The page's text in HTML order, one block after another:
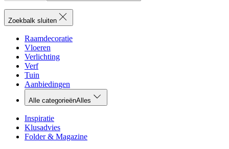
Zoekbalk sluiten
Raamdecoratie
Vloeren
Verlichting
Verf
Tuin
Aanbiedingen
Alle categorieënAlles
Inspiratie
Klusadvies
Folder & Magazine